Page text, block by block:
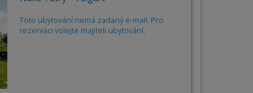
Toto ubytování nemá zadaný e-mail. Pro
rezervaci volejte majiteli ubytování.